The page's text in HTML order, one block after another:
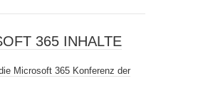
365 INHALTE
Microsoft 365 Konferenz der